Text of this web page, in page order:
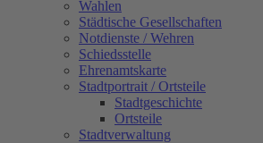
Wahlen
Städtische Gesellschaften
Notdienste / Wehren
Schiedsstelle
Ehrenamtskarte
Stadtportrait / Ortsteile
Stadtgeschichte
Ortsteile
Stadtverwaltung